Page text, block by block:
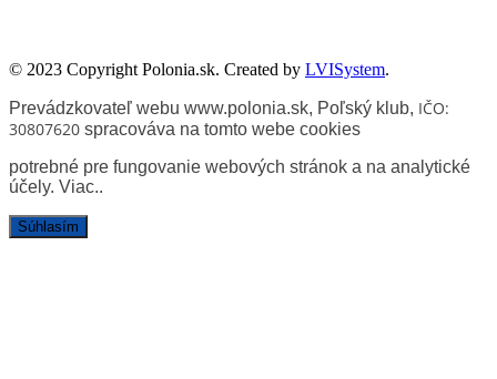
© 2023 Copyright Polonia.sk. Created by LVISystem.
Prevádzkovateľ webu www.polonia.sk, Poľský klub, IČO:
30807620 spracováva na tomto webe cookies
potrebné pre fungovanie webových stránok a na analytické
účely. Viac..
Súhlasím